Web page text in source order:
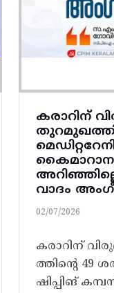
കരാറിന്‌
വാദം
02/07/2026
കരാറിന്‌
ത്തിന്റെ 49
ഷിപ്പിങ്‌